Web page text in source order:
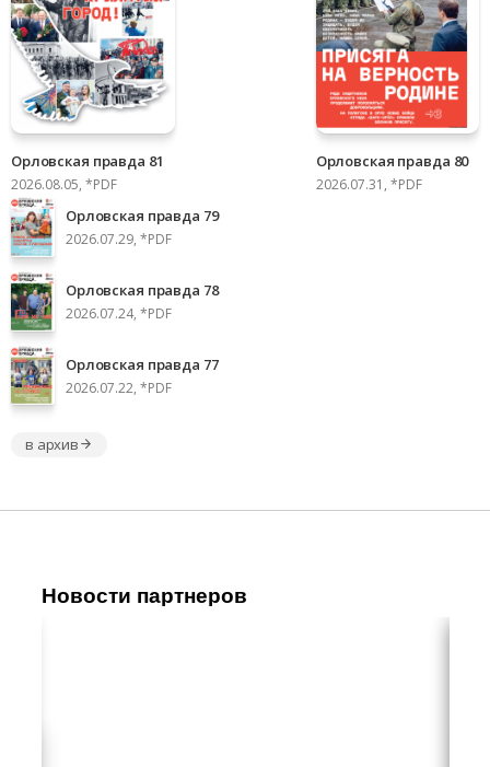
Орловская правда 81
2026.08.05, *PDF
Орловская правда 80
2026.07.31, *PDF
Орловская правда 79
2026.07.29, *PDF
Орловская правда 78
2026.07.24, *PDF
Орловская правда 77
2026.07.22, *PDF
в архив
Новости партнеров